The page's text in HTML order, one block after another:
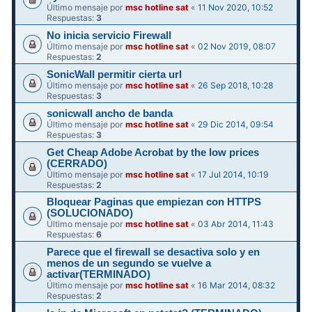
Último mensaje pormsc hotline sat «11 Nov 2020, 10:52
Respuestas: 3
No inicia servicio Firewall
Último mensaje pormsc hotline sat «02 Nov 2019, 08:07
Respuestas:2
SonicWall permitir cierta url
Último mensaje pormsc hotline sat « 26 Sep 2018, 10:28
Respuestas: 3
sonicwall ancho de banda
Último mensaje pormsc hotline sat « 29 Dic 2014, 09:54
Respuestas:3
Get Cheap Adobe Acrobat by the low prices
(CERRADO)
Último mensaje pormsc hotline sat «17 Jul 2014, 10:19
Respuestas:2
Bloquear Paginas que empiezan con HTTPS
(SOLUCIONADO)
Último mensaje pormsc hotline sat «03 Abr 2014, 11:43
Respuestas:6
Parece que el firewall se desactiva solo y en
menos de un segundo se vuelve a
activar(TERMINADO)
Último mensaje pormsc hotline sat «16 Mar 2014, 08:32
Respuestas:2